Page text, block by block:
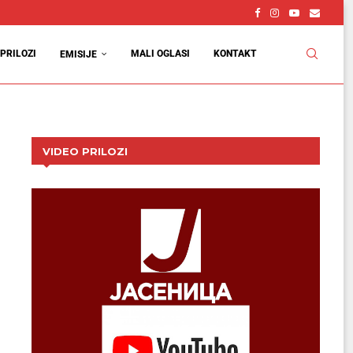
PRILOZI EMISIJE MALI OGLASI KONTAKT
VIDEO PRILOZI